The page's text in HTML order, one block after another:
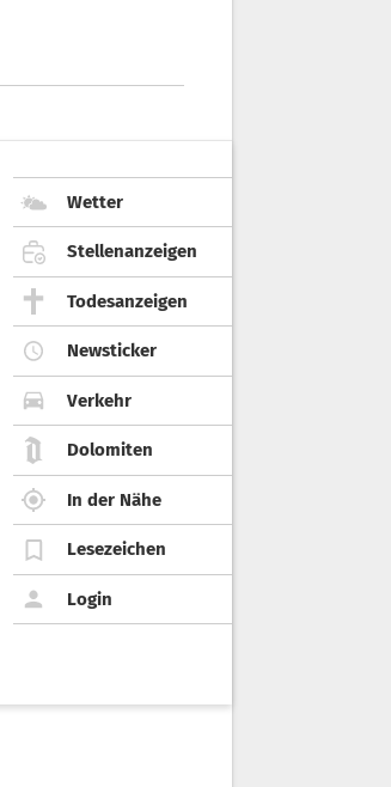
Wetter
Stellenanzeigen
Todesanzeigen
Newsticker
Verkehr
Dolomiten
In der Nähe
Lesezeichen
Login